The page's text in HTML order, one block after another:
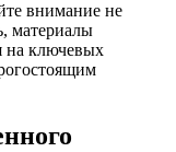
внимание не
материалы
на ключевых